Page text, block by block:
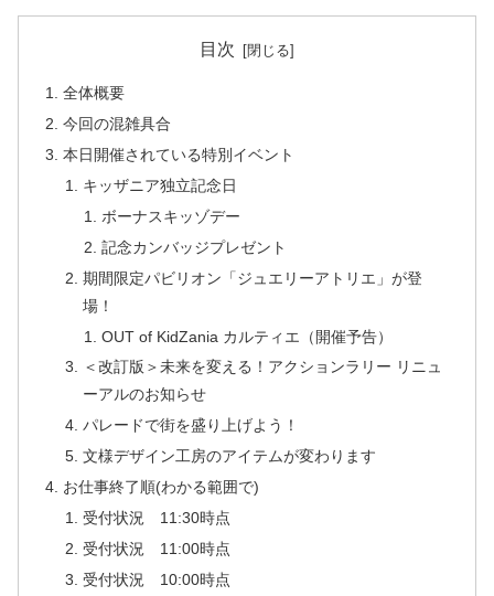
目次
全体概要
今回の混雑具合
本日開催されている特別イベント
キッザニア独立記念日
ボーナスキッゾデー
記念カンバッジプレゼント
期間限定パビリオン「ジュエリーアトリエ」が登
場！
OUT of KidZania カルティエ（開催予告）
＜改訂版＞未来を変える！アクションラリー リニュ
ーアルのお知らせ
パレードで街を盛り上げよう！
文様デザイン工房のアイテムが変わります
お仕事終了順(わかる範囲で)
受付状況 11:30時点
受付状況 11:00時点
受付状況 10:00時点